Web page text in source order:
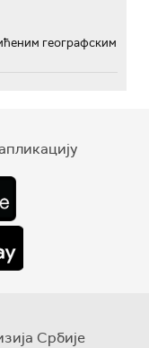
географским
Србије